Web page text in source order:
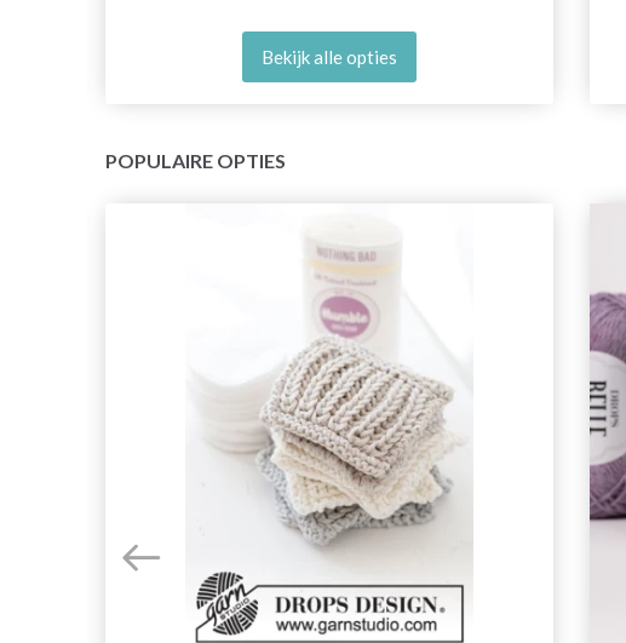
Bekijk alle opties
POPULAIRE OPTIES